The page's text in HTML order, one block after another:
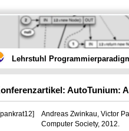
Lehrstuhl
AutoTunium:
Andreas Zwinkau, Victor
Computer Society, 2012.